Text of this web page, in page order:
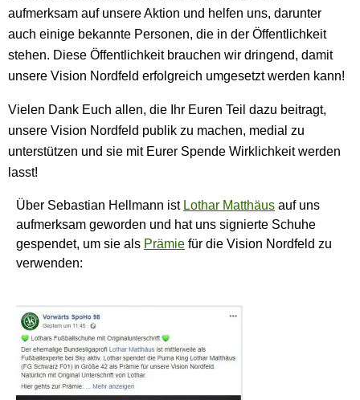
aufmerksam auf unsere Aktion und helfen uns, darunter
auch einige bekannte Personen, die in der Öffentlichkeit
stehen. Diese Öffentlichkeit brauchen wir dringend, damit
unsere Vision Nordfeld erfolgreich umgesetzt werden kann!
Vielen Dank Euch allen, die Ihr Euren Teil dazu beitragt,
unsere Vision Nordfeld publik zu machen, medial zu
unterstützen und sie mit Eurer Spende Wirklichkeit werden
lasst!
Über Sebastian Hellmann ist Lothar Matthäus auf uns
aufmerksam geworden und hat uns signierte Schuhe
gespendet, um sie als Prämie für die Vision Nordfeld zu
verwenden: